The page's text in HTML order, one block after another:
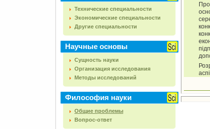
Технические специальности
Экономические специальности
Другие специальности
Научные основы
Сущность науки
Организация исследования
Методы исследований
Философия науки
Общие проблемы
Вопрос-ответ